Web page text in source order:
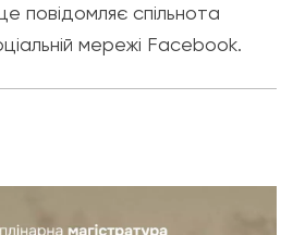
повідомляє спільнота
мережі Facebook.